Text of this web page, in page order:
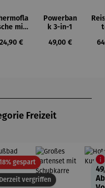
mit
rschluss
Regulärer Preis:
24,90 €
Powerban
k 3-in-1
Regulärer Preis:
49,00 €
Freizeit
Derzeit vergriffen
gespartRabatt